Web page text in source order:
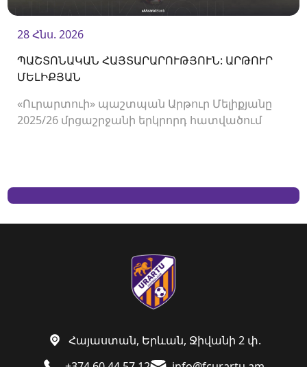
28 Հնս. 2026
ՊԱՇՏՈՆԱԿԱՆ ՀԱՅՏԱՐԱՐՈՒԹՅՈՒՆ: ԱՐԹՈՒՐ
ՄԵԼԻՔՅԱՆ
«Ուրարտուի» պաշտպան Արթուր Մելիքյանը
2025/26 մրցաշրջանի երկրորդ հատվածում
Հայաստան, Երևան, Ջիվանի 2 փ.